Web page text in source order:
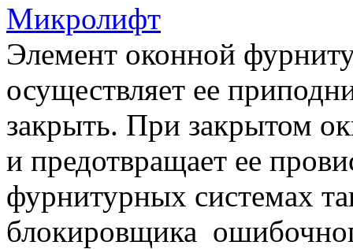
Микролифт
Элемент оконной
осуществляет ее
закрыть. При закрытом
и предотвращает ее
фурнитурных системах
блокировщика